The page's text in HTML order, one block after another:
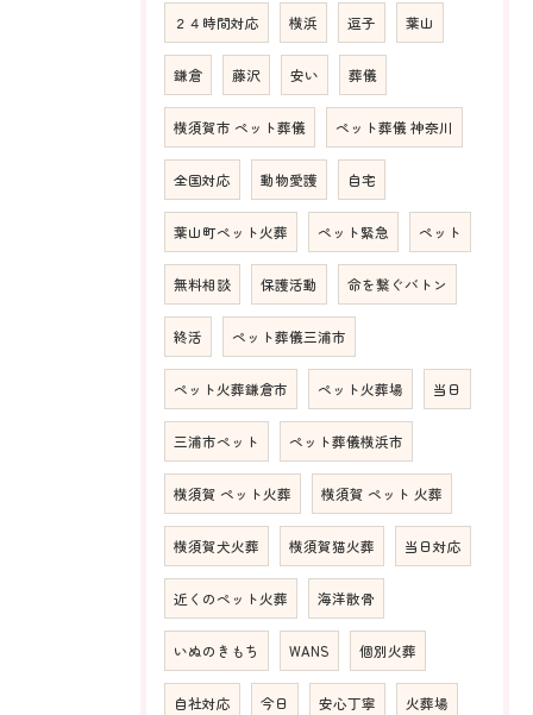
２４時間対応 横浜 逗子 葉山
鎌倉 藤沢 安い 葬儀
横須賀市 ペット葬儀 ペット葬儀 神奈川
全国対応 動物愛護 自宅
葉山町ペット火葬 ペット緊急 ペット
無料相談 保護活動 命を繋ぐバトン
終活 ペット葬儀三浦市
ペット火葬鎌倉市 ペット火葬場 当日
三浦市ペット ペット葬儀横浜市
横須賀 ペット火葬 横須賀 ペット 火葬
横須賀犬火葬 横須賀猫火葬 当日対応
近くのペット火葬 海洋散骨
いぬのきもち WANS 個別火葬
自社対応 今日 安心丁寧 火葬場